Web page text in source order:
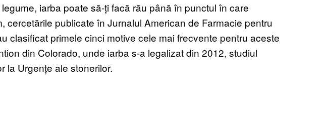
iarba poate să-ți facă rău până în punctul în care
cercetările publicate în Jurnalul American de Farmacie pentru
clasificat primele cinci motive cele mai frecvente pentru aceste
din Colorado, unde iarba s-a legalizat din 2012, studiul
la Urgențe ale stonerilor.